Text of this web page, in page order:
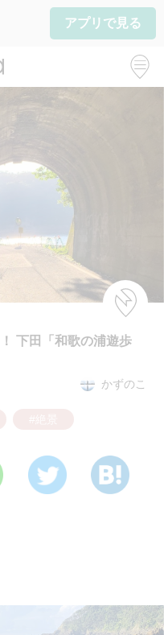
アプリで見る
下田「和歌の浦遊歩
かずのこ